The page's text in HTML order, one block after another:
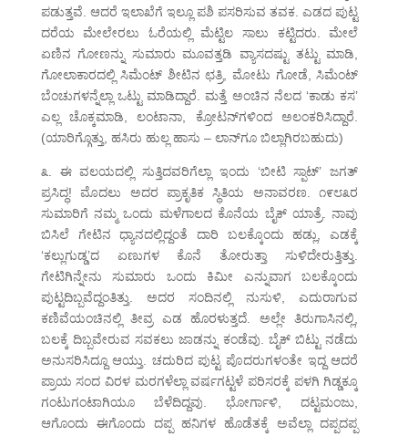
ಪಡುತ್ತವೆ. ಆದರೆ ಇಲಾಖೆಗೆ ಇಲ್ಲೂ ಪಶಿ ಪಸರಿಸುವ ತವಕ. ಎಡದ ಪುಟ್ಟ
ದರೆಯ ಮೇಲೇರಲು ಓರೆಯಲ್ಲಿ ಮೆಟ್ಟಿಲ ಸಾಲು ಕಟ್ಟಿದರು. ಮೇಲೆ
ಏಣಿನ ಗೋಣನ್ನು ಸುಮಾರು ಮೂವತ್ತಡಿ ವ್ಯಾಸದಷ್ಟು ತಟ್ಟು ಮಾಡಿ,
ಗೋಲಾಕಾರದಲ್ಲಿ ಸಿಮೆಂಟ್ ಶೀಟಿನ ಛತ್ರಿ, ಮೋಟು ಗೋಡೆ, ಸಿಮೆಂಟ್
ಬೆಂಚುಗಳನ್ನೆಲ್ಲಾ ಒಟ್ಟು ಮಾಡಿದ್ದಾರೆ. ಮತ್ತೆ ಅಂಚಿನ ನೆಲದ ‘ಕಾಡು ಕಸ’
ಎಲ್ಲ ಚೊಕ್ಕಮಾಡಿ, ಲಂಟಾನಾ, ಕ್ರೋಟನ್‌ಗಳಿಂದ ಅಲಂಕರಿಸಿದ್ದಾರೆ.
(ಯಾರಿಗ್ಗೊತ್ತು, ಹಸಿರು ಹುಲ್ಲ ಹಾಸು – ಲಾನ್‌ಗೂ ಬಿಲ್ಲಾಗಿರಬಹುದು)
೩. ಈ ವಲಯದಲ್ಲಿ ಸುತ್ತಿದವರಿಗೆಲ್ಲಾ ಇಂದು ‘ಬೀಟಿ ಸ್ಪಾಟ್’ ಜಗತ್
ಪ್ರಸಿದ್ಧ! ಮೊದಲು ಅದರ ಪ್ರಾಕೃತಿಕ ಸ್ಥಿತಿಯ ಅನಾವರಣ. ೧೯೮೩ರ
ಸುಮಾರಿಗೆ ನಮ್ಮ ಒಂದು ಮಳೆಗಾಲದ ಕೊನೆಯ ಬೈಕ್ ಯಾತ್ರೆ. ನಾವು
ಬಿಸಿಲೆ ಗೇಟಿನ ಧ್ಯಾನದಲ್ಲಿದ್ದಂತೆ ದಾರಿ ಬಲಕ್ಕೊಂದು ಹಡ್ಲು, ಎಡಕ್ಕೆ
‘ಕಲ್ಲುಗುಡ್ಡ’ದ ಏಣುಗಳ ಕೊನೆ ತೋರುತ್ತಾ ಸುಳಿದೇರುತ್ತಿತ್ತು.
ಗೇಟಿಗಿನ್ನೇನು ಸುಮಾರು ಒಂದು ಕಿಮೀ ಎನ್ನುವಾಗ ಬಲಕ್ಕೊಂದು
ಪುಟ್ಟದಿಬ್ಬವೆದ್ದಂತಿತ್ತು. ಅದರ ಸಂದಿನಲ್ಲಿ ನುಸುಳಿ, ಎದುರಾಗುವ
ಕಣಿವೆಯಂಚಿನಲ್ಲಿ ತೀವ್ರ ಎಡ ಹೊರಳುತ್ತದೆ. ಅಲ್ಲೇ ತಿರುಗಾಸಿನಲ್ಲಿ,
ಬಲಕ್ಕೆ ದಿಬ್ಬವೇರುವ ಸವಕಲು ಜಾಡನ್ನು ಕಂಡೆವು. ಬೈಕ್ ಬಿಟ್ಟು ನಡೆದು
ಅನುಸರಿಸಿದ್ದೂ ಆಯ್ತು. ಚದುರಿದ ಪುಟ್ಟ ಪೊದರುಗಳಂತೇ ಇದ್ದ ಆದರೆ
ಪ್ರಾಯ ಸಂದ ವಿರಳ ಮರಗಳೆಲ್ಲಾ ವರ್ಷಗಟ್ಟಳೆ ಪರಿಸರಕ್ಕೆ ಪಳಗಿ ಗಿಡ್ಡಕ್ಕೂ
ಗಂಟುಗಂಟಾಗಿಯೂ ಬೆಳೆದಿದ್ದವು. ಭೋರ್ಗಾಳಿ, ದಟ್ಟಮಂಜು,
ಆಗೊಂದು ಈಗೊಂದು ದಪ್ಪ ಹನಿಗಳ ಹೊಡೆತಕ್ಕೆ ಅವೆಲ್ಲಾ ದಪ್ಪದಪ್ಪ